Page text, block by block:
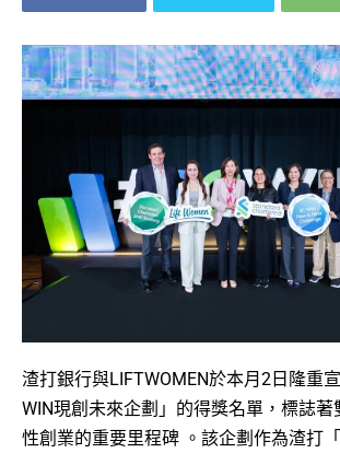
渣打銀行與LIFTWOMEN於本月2日隆重
WIN現創未來企劃」的得獎名單，標誌
性創業的重要里程碑 。該企劃作為渣打